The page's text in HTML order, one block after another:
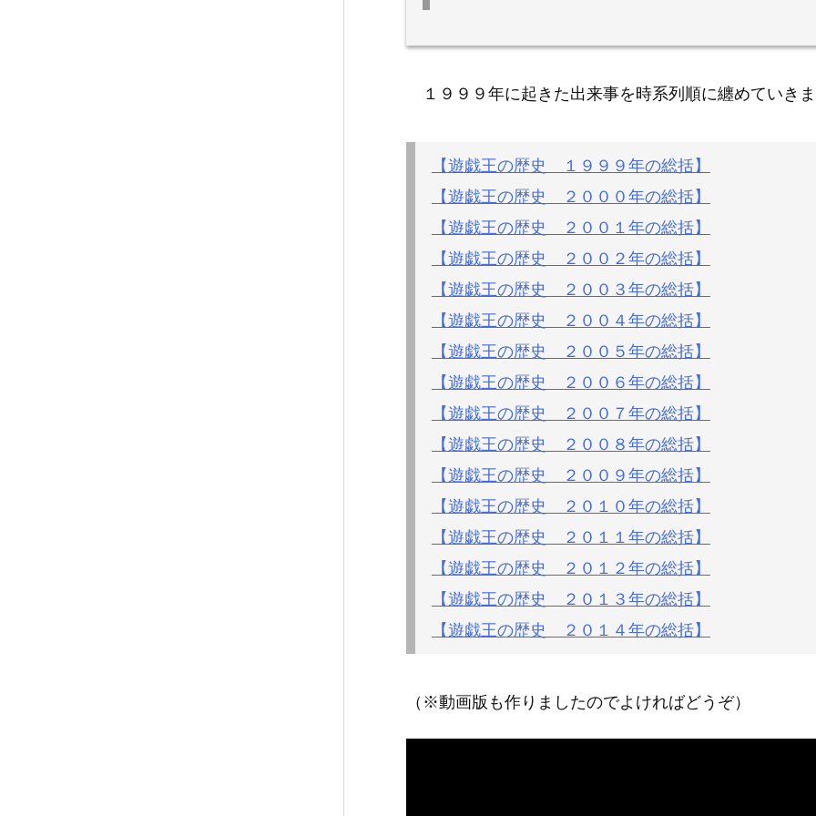
１９９９年に起きた出来事を時系列順に纏めていき
【遊戯王の歴史 １９９９年の総括】
【遊戯王の歴史 ２０００年の総括】
【遊戯王の歴史 ２００１年の総括】
【遊戯王の歴史 ２００２年の総括】
【遊戯王の歴史 ２００３年の総括】
【遊戯王の歴史 ２００４年の総括】
【遊戯王の歴史 ２００５年の総括】
【遊戯王の歴史 ２００６年の総括】
【遊戯王の歴史 ２００７年の総括】
【遊戯王の歴史 ２００８年の総括】
【遊戯王の歴史 ２００９年の総括】
【遊戯王の歴史 ２０１０年の総括】
【遊戯王の歴史 ２０１１年の総括】
【遊戯王の歴史 ２０１２年の総括】
【遊戯王の歴史 ２０１３年の総括】
【遊戯王の歴史 ２０１４年の総括】
（※動画版も作りましたのでよければどうぞ）